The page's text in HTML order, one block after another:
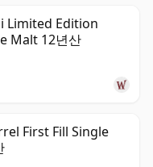
Limited Edition
Malt 12년산
First Fill Single